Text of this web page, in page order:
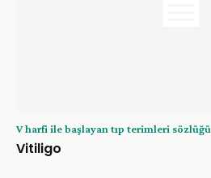
V harfi ile başlayan tıp terimleri sözlüğü
Vitiligo